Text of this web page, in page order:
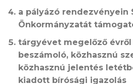
a pályázó rendezvényein
Önkormányzatát
tárgyévet megelőző
beszámoló, közhasznú
közhasznú jelentés
kiadott bírósági igazolás